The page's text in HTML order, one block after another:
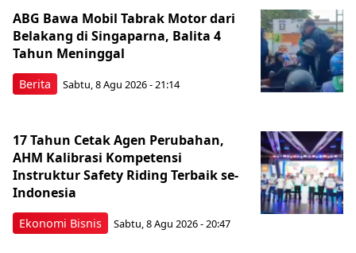
Berita
ABG Bawa Mobil Tabrak Motor dari
Belakang di Singaparna, Balita 4
Tahun Meninggal
Sabtu, 8 Agu 2026 - 21:14
Ekonomi Bisnis
17 Tahun Cetak Agen Perubahan,
AHM Kalibrasi Kompetensi
Instruktur Safety Riding Terbaik se-
Indonesia
Sabtu, 8 Agu 2026 - 20:47